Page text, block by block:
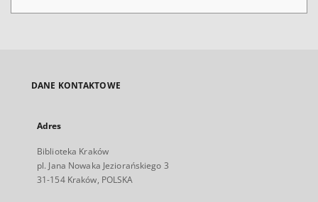
DANE KONTAKTOWE
Adres
Biblioteka Kraków
pl. Jana Nowaka Jeziorańskiego 3
31-154 Kraków, POLSKA